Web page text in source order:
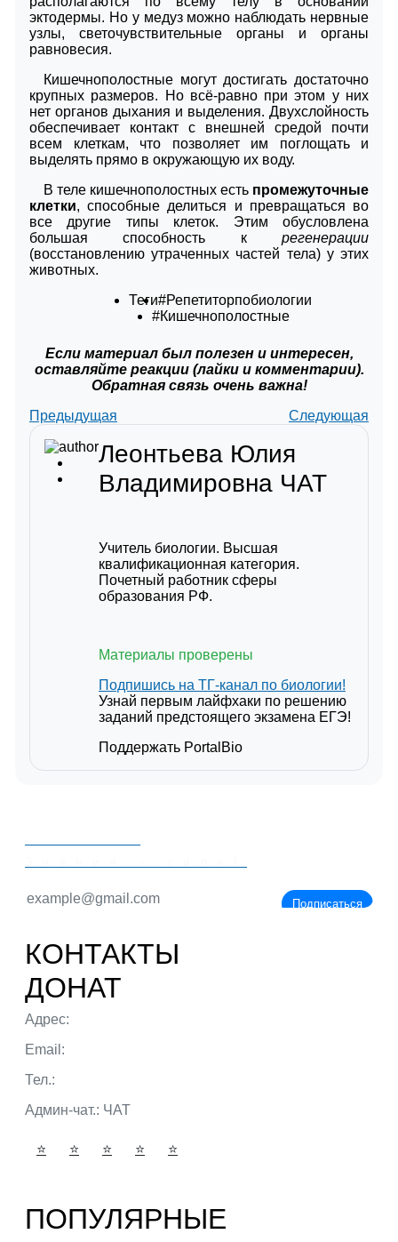
эктодермы. Но у медуз можно наблюдать нервные
узлы, светочувствительные органы и органы
равновесия.
Кишечнополостные могут достигать достаточно
крупных размеров. Но всё-равно при этом у них
нет органов дыхания и выделения. Двухслойность
обеспечивает контакт с внешней средой почти
всем клеткам, что позволяет им поглощать и
выделять прямо в окружающую их воду.
В теле кишечнополостных есть промежуточные
клетки, способные делиться и превращаться во
все другие типы клеток. Этим обусловлена
большая способность к регенерации
(восстановлению утраченных частей тела) у этих
животных.
Теги#Репетиторпобиологии
#Кишечнополостные
Если материал был полезен и интересен,
оставляйте реакции (лайки и комментарии).
Обратная связь очень важна!
Предыдущая
Следующая
Леонтьева Юлия
Владимировна ЧАТ
Учитель биологии. Высшая
квалификационная категория.
Почетный работник сферы
образования РФ.
Материалы проверены
Подпишись на ТГ-канал по биологии!
Узнай первым лайфхаки по решению
заданий предстоящего экзамена ЕГЭ!
Поддержать PortalBio
Подписаться
КОНТАКТЫ
ДОНАТ
Адрес:
Email:
Тел.:
Админ-чат.: ЧАТ
⭐ ⭐ ⭐ ⭐ ⭐
ПОПУЛЯРНЫЕ